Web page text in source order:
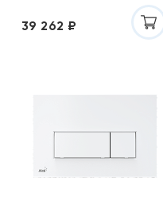
39 262 ₽